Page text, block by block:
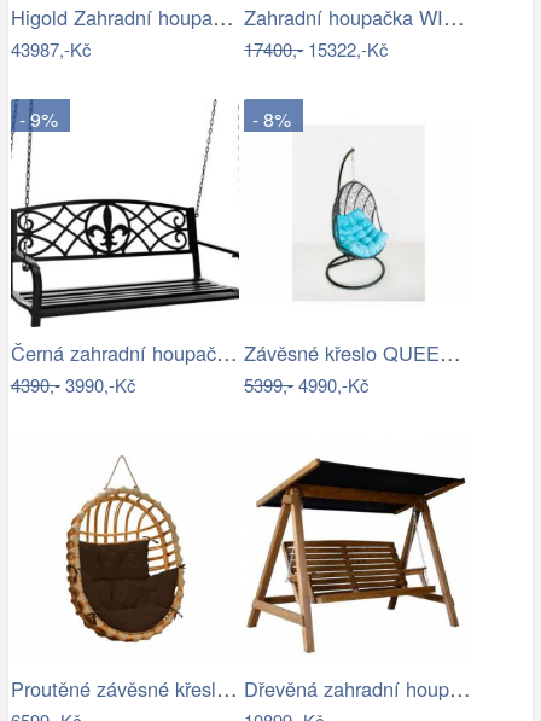
Higold Zahradní houpačka HIGOLD Emoti
43987,-Kč
Zahradní houpačka WIENN - GD
17400,-15322,-Kč
- 9%
Černá zahradní houpačka Ameli
4390,-3990,-Kč
- 8%
Závěsné křeslo QUEEN, modrý sedák
5399,-4990,-Kč
Proutěné závěsné křeslo Lena, přírodní… Dřevěná zahradní houpačka Lucas pro 4…